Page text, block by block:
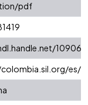
pdf
10906/
es/